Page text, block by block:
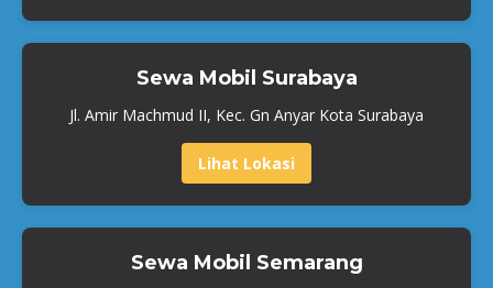
Sewa Mobil Surabaya
Jl. Amir Machmud II, Kec. Gn Anyar Kota Surabaya
Lihat Lokasi
Sewa Mobil Semarang